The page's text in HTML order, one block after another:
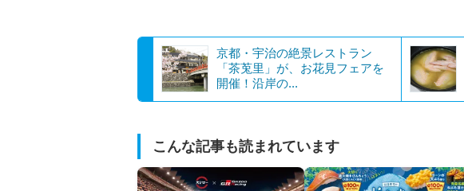
京都・宇治の絶景レストラン
「茶莵里」が、お花見フェアを
開催！沿岸の...
こんな記事も読まれています